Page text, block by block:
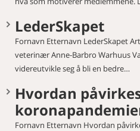
LederSkapet
Fornavn Etternavn LederSkapet
veterinær Anne-Barbro Warhuus
videreutvikle seg å bli en bedre…
Hvordan
Fornavn Etternavn Hvordan